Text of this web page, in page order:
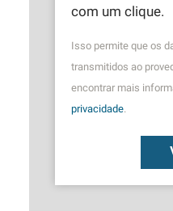
com um clique.
Isso permite que os
transmitidos ao
encontrar mais
privacidade.